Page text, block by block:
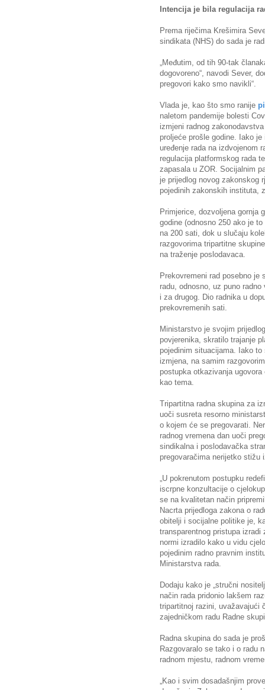
Intencija je bila regulacija
Prema riječima Krešimira
sindikata (NHS) do sada je
„Međutim, od tih 90-tak
dogovoreno“, navodi Sever,
pregovori kako smo navikli“.
Vlada je, kao što smo ranije
naletom pandemije bolesti
izmjeni radnog
proljeće prošle godine. Iako
uređenje rada na izdvojenom
regulacija platformskog rada
zapasala u ZOR. Socijalnim
je prijedlog novog zakonskog
pojedinih zakonskih instituta,
Primjerice, dozvoljena gornja
godine (odnosno 250 ako je
na 200 sati, dok u slučaju
razgovorima tripartitne
na traženje poslodavaca.
Prekovremeni rad posebno je
radu, odnosno, uz puno
i za drugog. Dio radnika u
prekovremenih sati.
Ministarstvo je svojim
povjerenika, skratilo trajanje
pojedinim situacijama. Iako
izmjena, na samim
postupka otkazivanja
kao tema.
Tripartitna radna skupina za
uoči susreta resorno
o kojem će se pregovarati.
radnog vremena dan uoči
sindikalna i poslodavačka
pregovaračima nerijetko stižu
„U pokrenutom postupku
iscrpne konzultacije o
se na kvalitetan način
Nacrta prijedloga zakona o
obitelji i socijalne politike je,
transparentnog pristupa
normi izradilo kako u vidu
pojedinim radno pravnim
Ministarstva rada.
Dodaju kako je „stručni
način rada pridonio lakšem
tripartitnoj razini, uvažavajući
zajedničkom radu Radne
Radna skupina do sada je
Razgovaralo se tako i o radu
radnom mjestu, radnom
„Kao i svim dosadašnjim